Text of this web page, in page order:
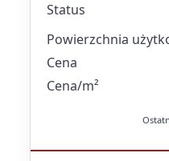
Status
Powierzchnia
Cena
Cena/m²